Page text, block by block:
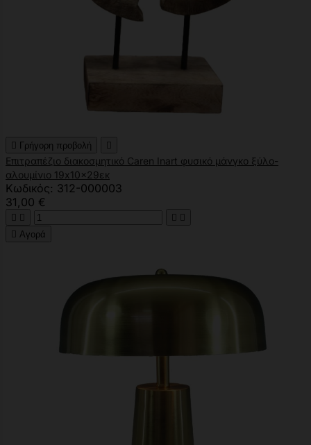
 Γρήγορη προβολή 
Επιτραπέζιο διακοσμητικό Caren Inart φυσικό μάνγκο ξύλο-
αλουμίνιο 19x10x29εκ
Κωδικός: 312-000003
31,00 €
   
 Αγορά